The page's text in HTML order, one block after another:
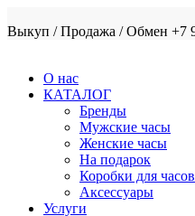
Выкуп / Продажа / Обмен +7
О нас
КАТАЛОГ
Бренды
Мужские часы
Женские часы
На подарок
Коробки для часов
Аксессуары
Услуги